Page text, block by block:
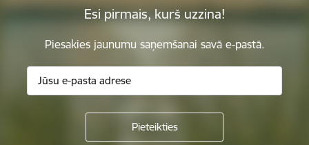
Esi pirmais, kurš uzzina!
Piesakies jaunumu saņemšanai savā e-pastā.